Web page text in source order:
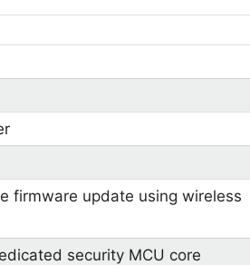
firmware update using wireless
security MCU core